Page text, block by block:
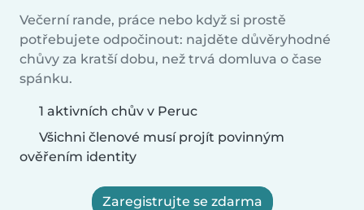
Večerní rande, práce nebo když si prostě
potřebujete odpočinout: najděte důvěryhodné
chůvy za kratší dobu, než trvá domluva o čase
spánku.
1 aktivních chův v Peruc
Všichni členové musí projít povinným
ověřením identity
Zaregistrujte se zdarma